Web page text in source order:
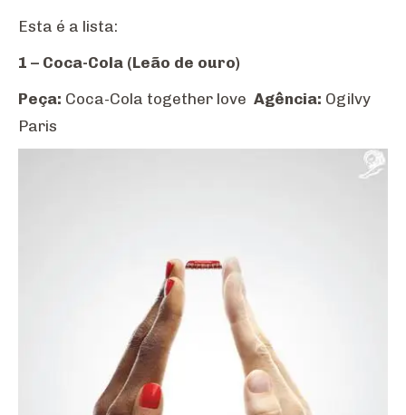
Esta é a lista:
1 – Coca-Cola (Leão de ouro)
Peça: Coca-Cola together love Agência: Ogilvy
Paris